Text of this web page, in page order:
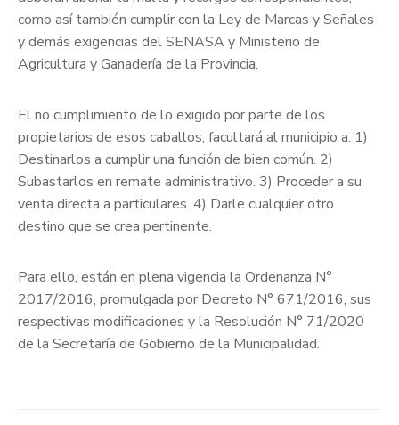
como así también cumplir con la Ley de Marcas y Señales
y demás exigencias del SENASA y Ministerio de
Agricultura y Ganadería de la Provincia.
El no cumplimiento de lo exigido por parte de los
propietarios de esos caballos, facultará al municipio a: 1)
Destinarlos a cumplir una función de bien común. 2)
Subastarlos en remate administrativo. 3) Proceder a su
venta directa a particulares. 4) Darle cualquier otro
destino que se crea pertinente.
Para ello, están en plena vigencia la Ordenanza N°
2017/2016, promulgada por Decreto N° 671/2016, sus
respectivas modificaciones y la Resolución N° 71/2020
de la Secretaría de Gobierno de la Municipalidad.